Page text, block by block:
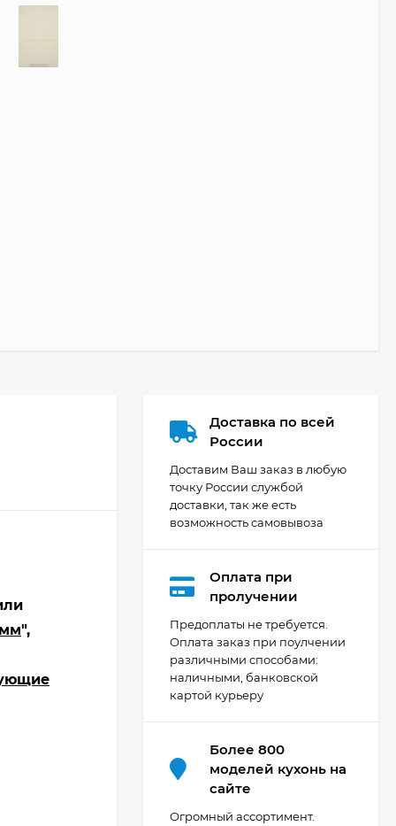
",
Доставка по всей
России
Доставим Ваш заказ в любую
точку России службой
доставки, так же есть
возможность самовывоза
Оплата при
пролучении
Предоплаты не требуется.
Оплата заказ при поулчении
различными способами:
наличными, банковской
картой курьеру
Более 800
моделей кухонь на
сайте
Огромный ассортимент.
Кухня Мишель -
длина 4,2 м
69 303₽
Кухня Принцесса -
44 091
Кухня Point 1,2 м -